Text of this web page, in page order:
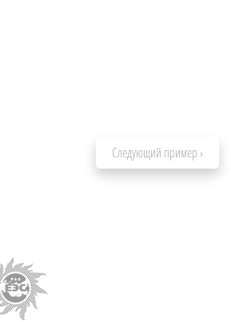
Следующий пример ›